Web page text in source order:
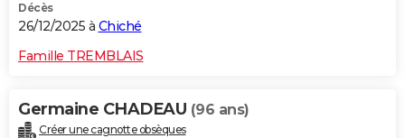
Décès
26/12/2025 à Chiché
Famille TREMBLAIS
Germaine CHADEAU (96 ans)
Créer une cagnotte obsèques